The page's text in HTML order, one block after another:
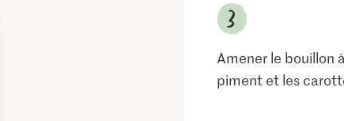
Amener le bouillon
piment et les